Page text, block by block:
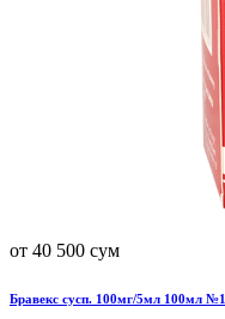
от 40 500 сум
Бравекс сусп. 100мг/5мл 100мл №1